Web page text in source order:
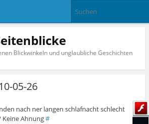
Blickwinkeln und unglaubliche Geschichten
05-26
nach ner langen schlafnacht schlecht
Keine Ahnung#